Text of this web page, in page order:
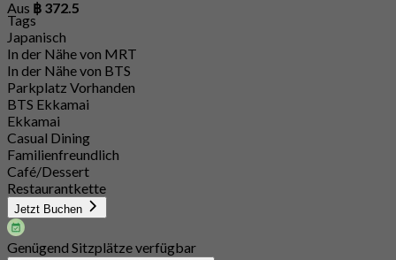
Aus ฿ 372.5
Tags
Japanisch
In der Nähe von MRT
In der Nähe von BTS
Parkplatz Vorhanden
BTS Ekkamai
Ekkamai
Casual Dining
Familienfreundlich
Café/Dessert
Restaurantkette
Jetzt Buchen
Genügend Sitzplätze verfügbar